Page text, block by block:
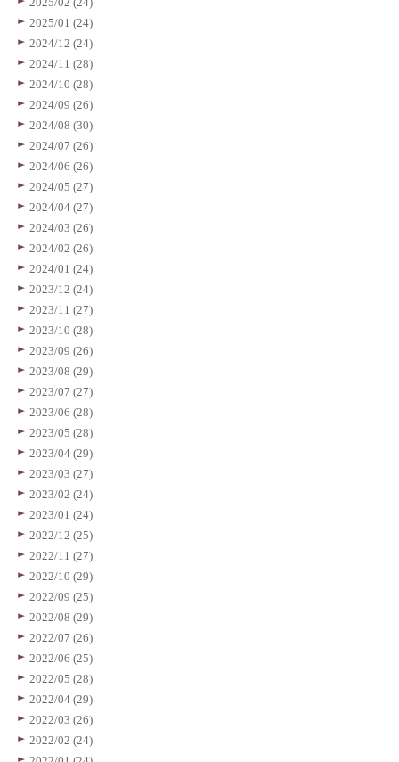
2025/01 (24)
2024/12 (24)
2024/11 (28)
2024/10 (28)
2024/09 (26)
2024/08 (30)
2024/07 (26)
2024/06 (26)
2024/05 (27)
2024/04 (27)
2024/03 (26)
2024/02 (26)
2024/01 (24)
2023/12 (24)
2023/11 (27)
2023/10 (28)
2023/09 (26)
2023/08 (29)
2023/07 (27)
2023/06 (28)
2023/05 (28)
2023/04 (29)
2023/03 (27)
2023/02 (24)
2023/01 (24)
2022/12 (25)
2022/11 (27)
2022/10 (29)
2022/09 (25)
2022/08 (29)
2022/07 (26)
2022/06 (25)
2022/05 (28)
2022/04 (29)
2022/03 (26)
2022/02 (24)